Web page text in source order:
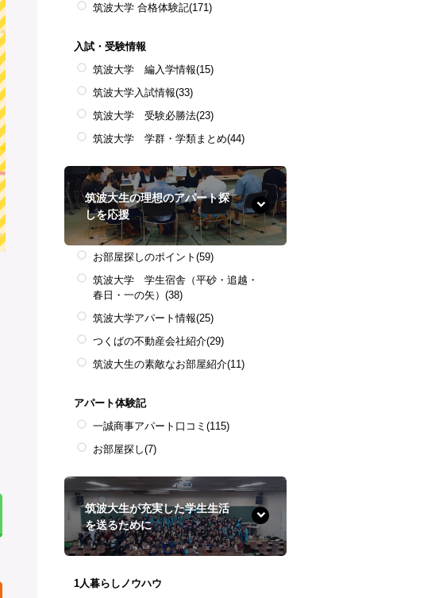
筑波大学 合格体験記(171)
入試・受験情報
筑波大学 編入学情報(15)
筑波大学入試情報(33)
筑波大学 受験必勝法(23)
筑波大学 学群・学類まとめ(44)
筑波大生の理想のアパート探
しを応援
お部屋探しのポイント (59)
筑波大学 学生宿舎（平砂・追越・
春日・一の矢） (38)
筑波大学アパート情報(25)
つくばの不動産会社紹介(29)
筑波大生の素敵なお部屋紹介(11)
アパート体験記
一誠商事アパート口コミ (115)
お部屋探し(7)
筑波大生が充実した学生生活
を送るために
1人暮らしノウハウ